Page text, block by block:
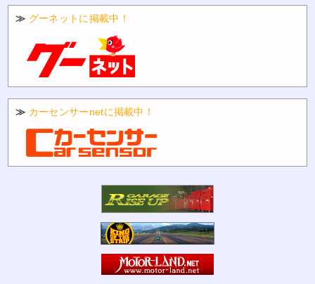
≫ グーネットに掲載中！
≫ カーセンサーnetに掲載中！